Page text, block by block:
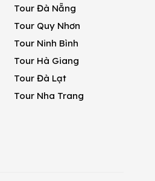
Tour Đà Nẵng
Tour Quy Nhơn
Tour Ninh Bình
Tour Hà Giang
Tour Đà Lạt
Tour Nha Trang